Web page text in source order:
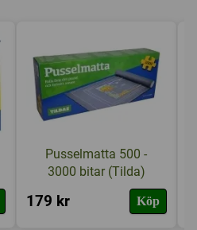
Pusselmatta 500 -
3000 bitar (Tilda)
179 kr Köp